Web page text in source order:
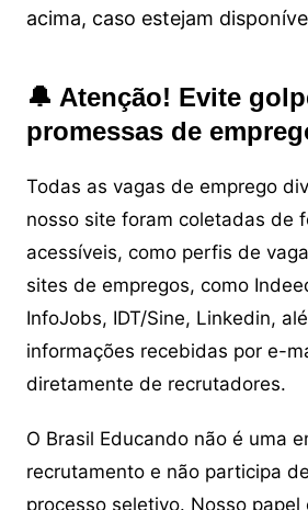
acima, caso estejam
🔔 Atenção! Evite
promessas de
Todas as vagas de emprego
nosso site foram coletadas de
acessíveis, como perfis de
sites de empregos, como
InfoJobs, IDT/Sine, Linkedin,
informações recebidas por e-
diretamente de recrutadores.
O Brasil Educando não é uma
recrutamento e não participa
processo seletivo. Nosso